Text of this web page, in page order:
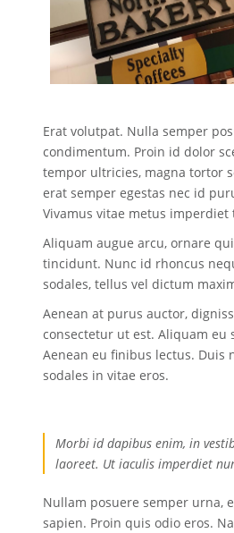
Erat volutpat. Nulla semper
condimentum. Proin id dolor
tempor ultricies, magna tortor
erat semper egestas nec id
Vivamus vitae metus
Aliquam augue arcu, ornare
tincidunt. Nunc id rhoncus
sodales, tellus vel dictum
Aenean at purus auctor,
consectetur ut est. Aliquam
Aenean eu finibus lectus. Duis
sodales in vitae eros.
Morbi id dapibus enim, in
laoreet. Ut iaculis imperdiet
Nullam posuere semper urna,
sapien. Proin quis odio eros.